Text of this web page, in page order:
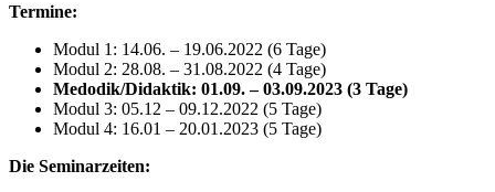
Termine:
Modul 1: 14.06. – 19.06.2022 (6 Tage)
Modul 2: 28.08. – 31.08.2022 (4 Tage)
Medodik/Didaktik: 01.09. – 03.09.2023 (3 Tage)
Modul 3: 05.12 – 09.12.2022 (5 Tage)
Modul 4: 16.01 – 20.01.2023 (5 Tage)
Die Seminarzeiten: